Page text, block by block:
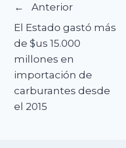
Navegación
de
entradas
Anterior
El Estado gastó más
de $us 15.000
millones en
importación de
carburantes desde
el 2015